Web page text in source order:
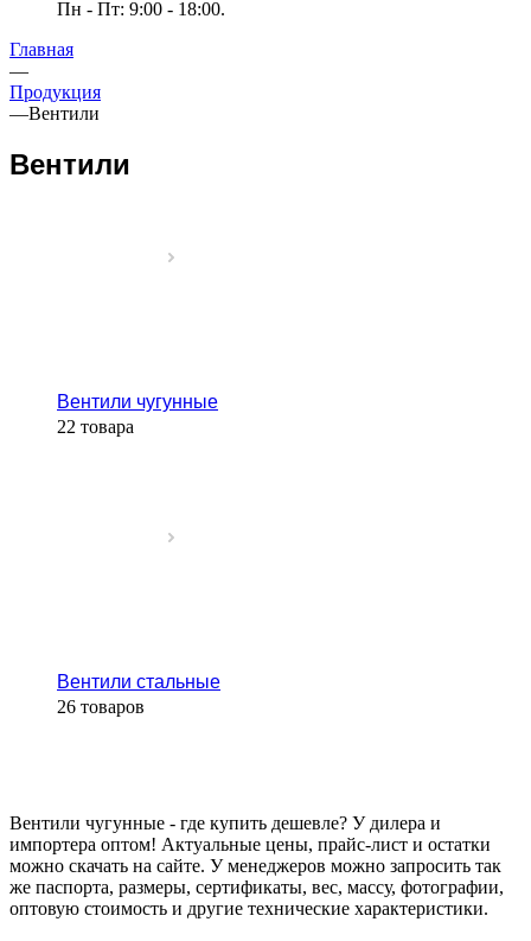
Пн - Пт: 9:00 - 18:00.
Главная
—
Продукция
—Вентили
Вентили
Вентили чугунные
22 товара
Вентили стальные
26 товаров
Вентили чугунные - где купить дешевле? У дилера и
импортера оптом! Актуальные цены, прайс-лист и остатки
можно скачать на сайте. У менеджеров можно запросить так
же паспорта, размеры, сертификаты, вес, массу, фотографии,
оптовую стоимость и другие технические характеристики.